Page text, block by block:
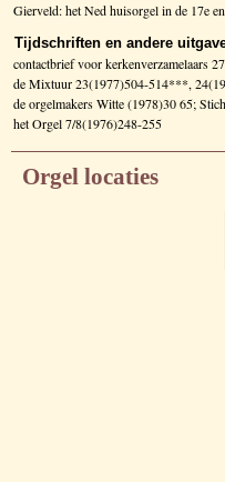
Gierveld: het Ned huisorgel in de 17e
Tijdschriften en andere
contactbrief voor kerkenverzamelaars
de Mixtuur 23(1977)504-514***,
de orgelmakers Witte (1978)30 65;
het Orgel 7/8(1976)248-255
Orgel locaties